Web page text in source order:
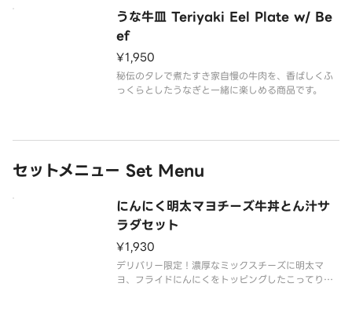
うな牛皿 Teriyaki Eel Plate w/ Be
ef
¥1,950
秘伝のタレで煮たすき家自慢の牛肉を、香ばしくふ
っくらとしたうなぎと一緒に楽しめる商品です。
セットメニュー Set Menu
にんにく明太マヨチーズ牛丼とん汁サ
ラダセット
¥1,930
デリバリー限定！濃厚なミックスチーズに明太マ
ヨ、フライドにんにくをトッピングしたこってり大